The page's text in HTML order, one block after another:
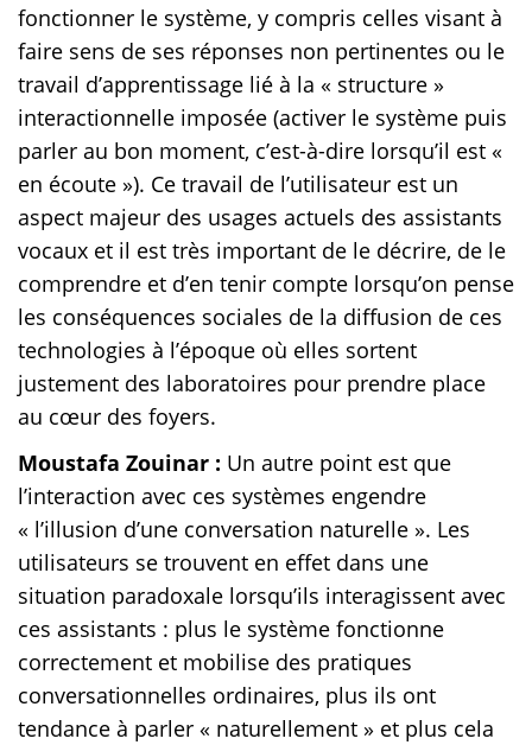
fonctionner le système, y compris celles visant à
faire sens de ses réponses non pertinentes ou le
travail d’apprentissage lié à la « structure »
interactionnelle imposée (activer le système puis
parler au bon moment, c’est-à-dire lorsqu’il est «
en écoute »). Ce travail de l’utilisateur est un
aspect majeur des usages actuels des assistants
vocaux et il est très important de le décrire, de le
comprendre et d’en tenir compte lorsqu’on pense
les conséquences sociales de la diffusion de ces
technologies à l’époque où elles sortent
justement des laboratoires pour prendre place
au cœur des foyers.
Moustafa Zouinar : Un autre point est que
l’interaction avec ces systèmes engendre
« l’illusion d’une conversation naturelle ». Les
utilisateurs se trouvent en effet dans une
situation paradoxale lorsqu’ils interagissent avec
ces assistants : plus le système fonctionne
correctement et mobilise des pratiques
conversationnelles ordinaires, plus ils ont
tendance à parler « naturellement » et plus cela